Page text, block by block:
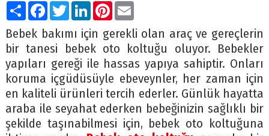
PaylaşFacebook
TwitterLinkedIn
Pinterest
Email
Bebek bakımı için gerekli olan araç ve gereçlerin
bir tanesi bebek oto koltuğu oluyor. Bebekler
yapıları gereği ile hassas yapıya sahiptir. Onları
koruma içgüdüsüyle ebeveynler, her zaman için
en kaliteli ürünleri tercih ederler. Günlük hayatta
araba ile seyahat ederken bebeğinizin sağlıklı bir
şekilde taşınabilmesi için, bebek oto koltuğuna